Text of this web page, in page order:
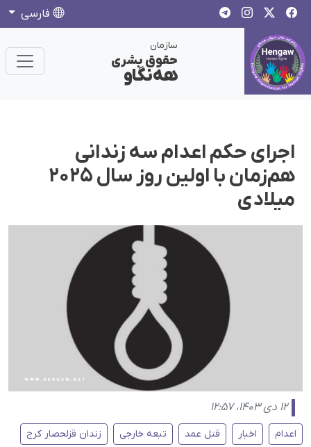
فارسی
سازمان
حقوق بشری
هەنگاو
اجرای حکم اعدام سه زندانی
هم‌زمان با اولین روز سال ۲۰۲۵
میلادی
۱۲ دی ۱۴۰۳، ۱۲:۵۷
اعدام اخبار قتل عمد تبعه خارجی زندان قزلحصار کرج